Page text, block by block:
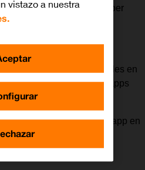
en el móvil, puede haber
apps no están disponibles en
ser que las mismas apps
diferentes.
o esperar a que esa app en
el país.
vistazo a nuestra